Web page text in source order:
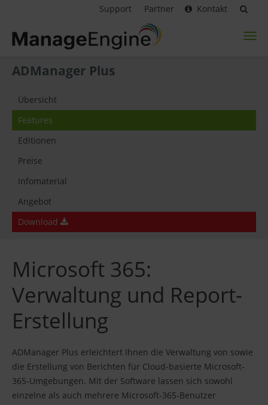
Support Partner Kontakt
ADManager Plus
Übersicht
Features
Editionen
Preise
Infomaterial
Angebot
Download
Microsoft 365:
Verwaltung und Report-
Erstellung
ADManager Plus erleichtert Ihnen die Verwaltung von sowie
die Erstellung von Berichten für Cloud-basierte Microsoft-
365-Umgebungen. Mit der Software lassen sich sowohl
einzelne als auch mehrere Microsoft-365-Benutzer